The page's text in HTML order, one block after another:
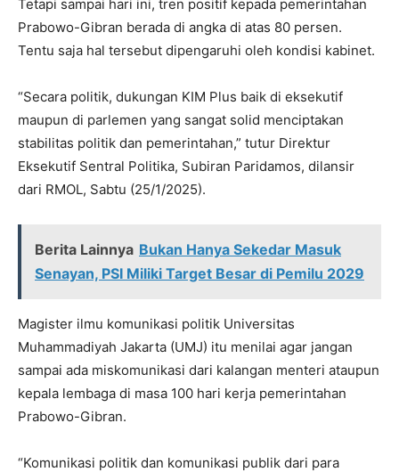
Tetapi sampai hari ini, tren positif kepada pemerintahan
Prabowo-Gibran berada di angka di atas 80 persen.
Tentu saja hal tersebut dipengaruhi oleh kondisi kabinet.
“Secara politik, dukungan KIM Plus baik di eksekutif
maupun di parlemen yang sangat solid menciptakan
stabilitas politik dan pemerintahan,” tutur Direktur
Eksekutif Sentral Politika, Subiran Paridamos, dilansir
dari RMOL, Sabtu (25/1/2025).
Berita Lainnya Bukan Hanya Sekedar Masuk
Senayan, PSI Miliki Target Besar di Pemilu 2029
Magister ilmu komunikasi politik Universitas
Muhammadiyah Jakarta (UMJ) itu menilai agar jangan
sampai ada miskomunikasi dari kalangan menteri ataupun
kepala lembaga di masa 100 hari kerja pemerintahan
Prabowo-Gibran.
“Komunikasi politik dan komunikasi publik dari para